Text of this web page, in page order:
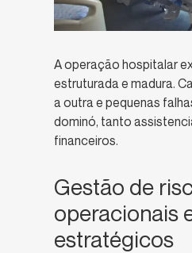
A operação hospitalar
estruturada e madura.
a outra e pequenas
dominó, tanto
financeiros.
Gestão de
operacionais
estratégicos